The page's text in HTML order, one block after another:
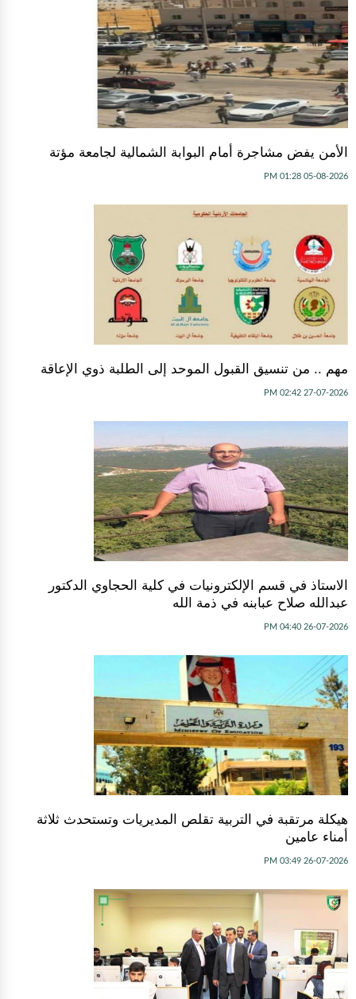
الأمن يفض مشاجرة أمام البوابة الشمالية لجامعة مؤتة
05-08-2026 01:28 PM
مهم .. من تنسيق القبول الموحد إلى الطلبة ذوي الإعاقة
27-07-2026 02:42 PM
الاستاذ في قسم الإلكترونيات في كلية الحجاوي الدكتور
عبدالله صلاح عبابنه في ذمة الله
26-07-2026 04:40 PM
هيكلة مرتقبة في التربية تقلص المديريات وتستحدث ثلاثة
أمناء عامين
26-07-2026 03:49 PM